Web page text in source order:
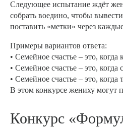
Следующее испытание ждёт
собрать воедино, чтобы
поставить «метки» через
Примеры вариантов ответа:
• Семейное счастье – это,
• Семейное счастье – это,
• Семейное счастье – это,
В этом конкурсе жениху могут
Конкурс